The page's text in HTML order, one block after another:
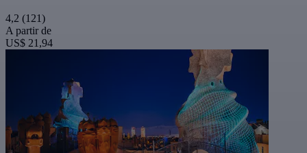
4,2 (121)
A partir de
US$ 21,94